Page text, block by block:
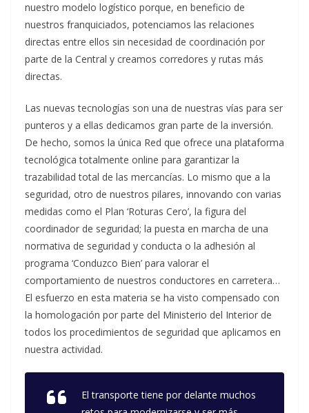
nuestro modelo logístico porque, en beneficio de
nuestros franquiciados, potenciamos las relaciones
directas entre ellos sin necesidad de coordinación por
parte de la Central y creamos corredores y rutas más
directas.
Las nuevas tecnologías son una de nuestras vías para ser
punteros y a ellas dedicamos gran parte de la inversión.
De hecho, somos la única Red que ofrece una plataforma
tecnológica totalmente online para garantizar la
trazabilidad total de las mercancías. Lo mismo que a la
seguridad, otro de nuestros pilares, innovando con varias
medidas como el Plan ‘Roturas Cero’, la figura del
coordinador de seguridad; la puesta en marcha de una
normativa de seguridad y conducta o la adhesión al
programa ‘Conduzco Bien’ para valorar el
comportamiento de nuestros conductores en carretera…
El esfuerzo en esta materia se ha visto compensado con
la homologación por parte del Ministerio del Interior de
todos los procedimientos de seguridad que aplicamos en
nuestra actividad.
El transporte tiene por delante muchos